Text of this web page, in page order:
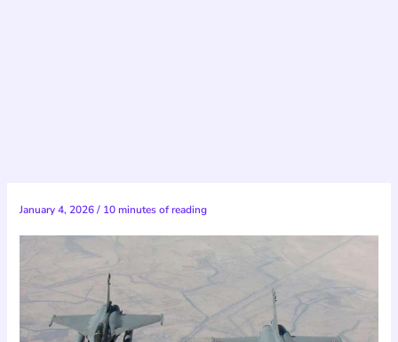
January 4, 2026/ 10 minutes of reading